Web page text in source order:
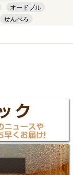
オードブル
せんべろ